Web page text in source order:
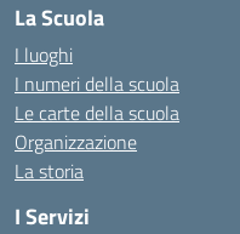
La Scuola
I luoghi
I numeri della scuola
Le carte della scuola
Organizzazione
La storia
I Servizi